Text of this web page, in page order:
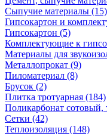
Сыпучие материалы (15)
Гипсокартон и
Гипсокартон (5)
Комплектующие к
Материалы для
Металлопрокат (9)
Пиломатериал (8)
Брусок (2)
Плитка тротуарная (184)
Поликарбонат сотовый,
Сетки (42)
Теплоизоляция (148)